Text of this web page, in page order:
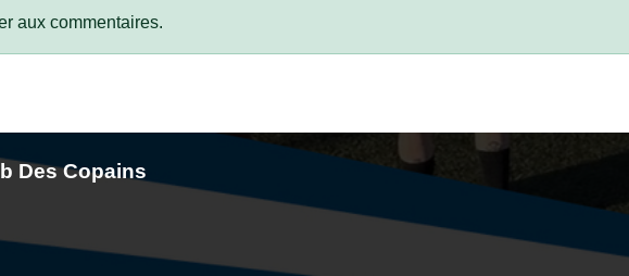
aux commentaires.
Des Copains